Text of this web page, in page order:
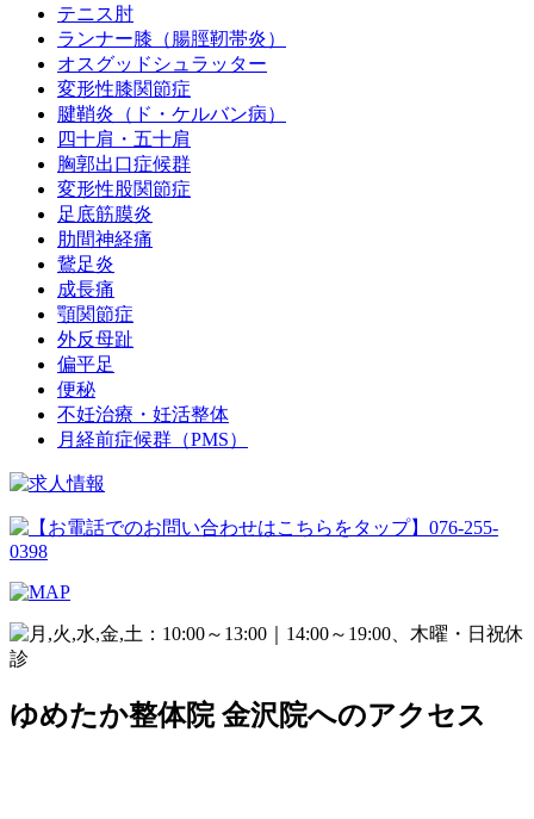
テニス肘
ランナー膝（腸脛靭帯炎）
オスグッドシュラッター
変形性膝関節症
腱鞘炎（ド・ケルバン病）
四十肩・五十肩
胸郭出口症候群
変形性股関節症
足底筋膜炎
肋間神経痛
鵞足炎
成長痛
顎関節症
外反母趾
偏平足
便秘
不妊治療・妊活整体
月経前症候群（PMS）
ゆめたか整体院 金沢院へのアクセス